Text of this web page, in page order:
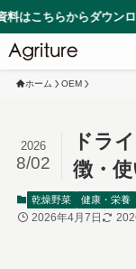
ダウンロードできます
ホーム OEM
ドラ
徴・
2026
8/02
乾燥野菜 健康・栄養
2026年4月7日